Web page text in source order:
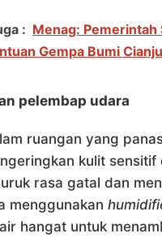
: Menag: Pemerintah
Gempa Bumi
pelembap udara
ruangan yang
kulit sensitif
rasa gatal dan
menggunakan
hangat untuk